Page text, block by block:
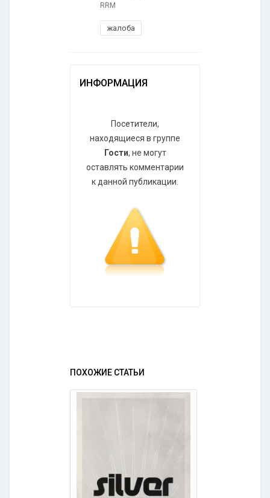
RRM
жалоба
ИНФОРМАЦИЯ
Посетители,
находящиеся в группе
Гости, не могут
оставлять комментарии
к данной публикации.
ПОХОЖИЕ СТАТЬИ